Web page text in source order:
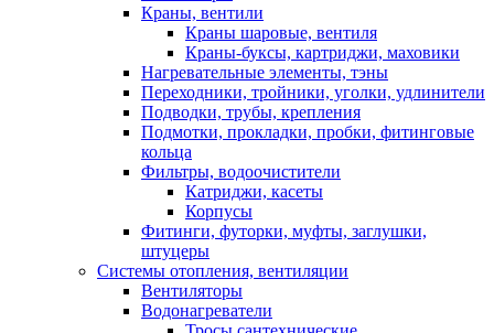
Краны, вентили
Краны шаровые, вентиля
Краны-буксы, картриджи, маховики
Нагревательные элементы, тэны
Переходники, тройники, уголки, удлинители
Подводки, трубы, крепления
Подмотки, прокладки, пробки, фитинговые
кольца
Фильтры, водоочистители
Катриджи, касеты
Корпусы
Фитинги, футорки, муфты, заглушки,
штуцеры
Системы отопления, вентиляции
Вентиляторы
Водонагреватели